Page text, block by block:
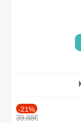
-21%
39.88€